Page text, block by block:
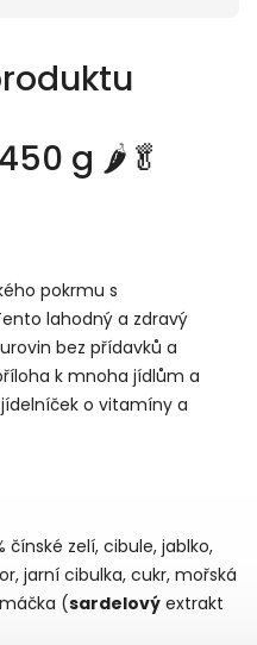
g 🌶️🥬
pokrmu s
lahodný a zdravý
bez přídavků a
k mnoha jídlům a
o vitamíny a
čínské zelí, cibule, jablko,
jarní cibulka, cukr, mořská
(sardelový extrakt